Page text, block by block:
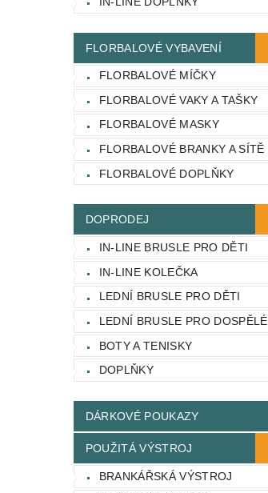
FLORBALOVÉ VYBAVENÍ
FLORBALOVÉ MÍČKY
FLORBALOVÉ VAKY A TAŠKY
FLORBALOVÉ MASKY
FLORBALOVÉ BRANKY A SÍTĚ
FLORBALOVÉ DOPLŇKY
DOPRODEJ
IN-LINE BRUSLE PRO DĚTI
IN-LINE KOLEČKA
LEDNÍ BRUSLE PRO DĚTI
LEDNÍ BRUSLE PRO DOSPĚLÉ
BOTY A TENISKY
DOPLŇKY
DÁRKOVÉ POUKAZY
POUŽITÁ VÝSTROJ
BRANKÁŘSKÁ VÝSTROJ